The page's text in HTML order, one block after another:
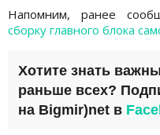
Напомним, ранее
сборку главного блока
Хотите знать
раньше всех?
на Bigmir)net в